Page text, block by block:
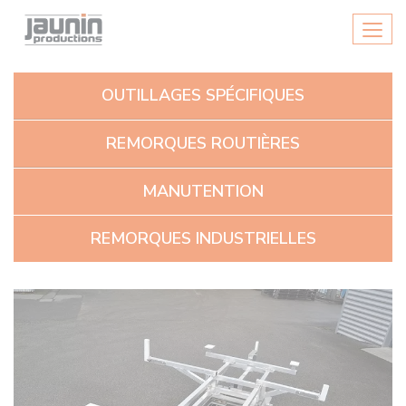
Menu
OUTILLAGES SPÉCIFIQUES
REMORQUES ROUTIÈRES
MANUTENTION
REMORQUES INDUSTRIELLES